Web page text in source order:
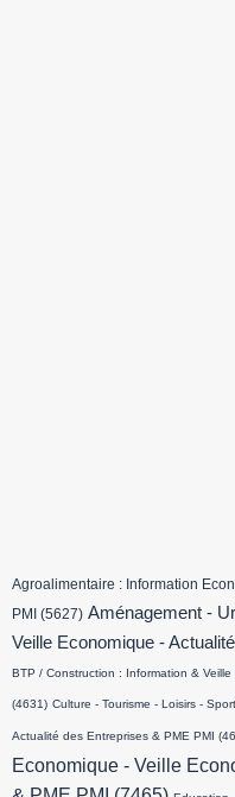
Agroalimentaire : Information
PMI (5627) Aménagement -
Veille Economique -
BTP / Construction : Information &
(4631) Culture - Tourisme - Loisirs -
Actualité des Entreprises & PME PMI
Economique - Veille